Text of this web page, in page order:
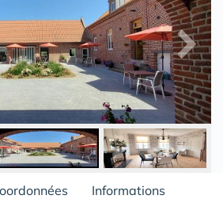
Informations